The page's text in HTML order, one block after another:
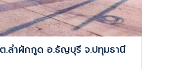
.ลำผักกูด อ.ธัญบุรี จ.ปทุมธานี